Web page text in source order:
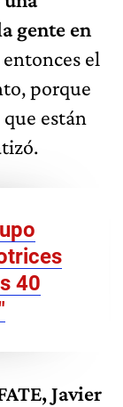
gente en
entonces el
porque
están
40
Javier